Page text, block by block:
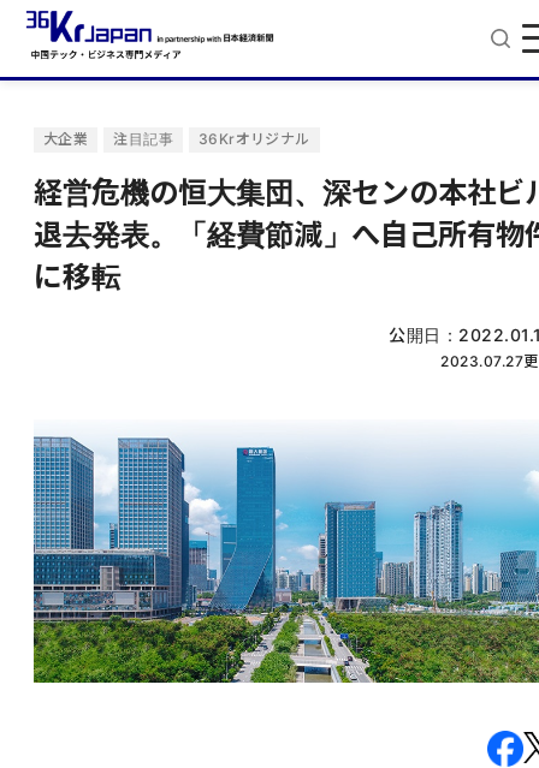
大企業 注目記事 36Krオリジナル
経営危機の恒大集団、深センの本社ビ
退去発表。「経費節減」へ自己所有物
に移転
公開日：
2023.07.27